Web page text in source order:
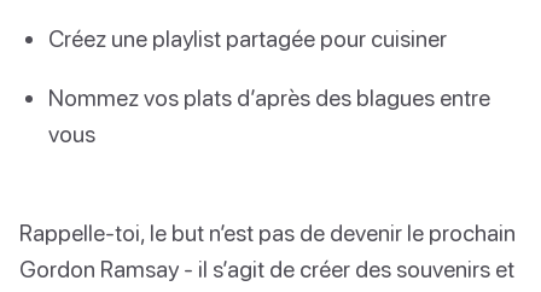
Créez une playlist partagée pour cuisiner
Nommez vos plats d’après des blagues entre
vous
Rappelle-toi, le but n’est pas de devenir le prochain
Gordon Ramsay - il s’agit de créer des souvenirs et